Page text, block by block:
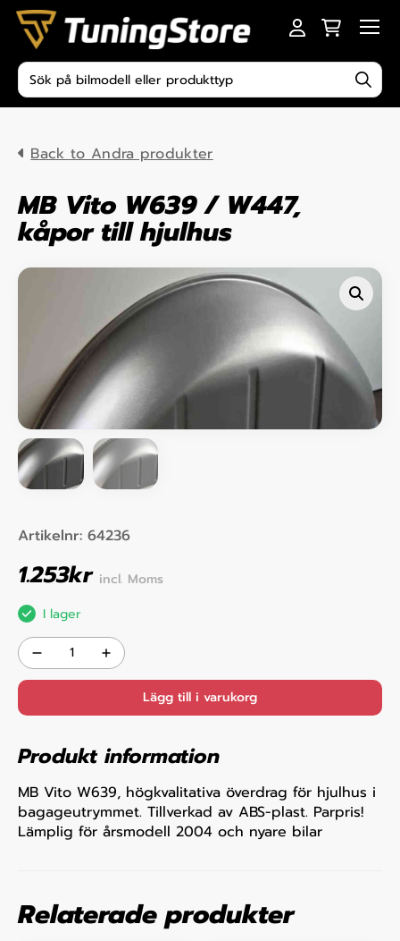
Skip to content
Produktsökning
Back to Andra produkter
MB Vito W639 / W447,
kåpor till hjulhus
Artikelnr: 64236
1.253kr incl. Moms
I lager
Lägg till i varukorg
Produkt information
MB Vito W639, högkvalitativa överdrag för hjulhus i
bagageutrymmet. Tillverkad av ABS-plast. Parpris!
Lämplig för årsmodell 2004 och nyare bilar
Relaterade produkter